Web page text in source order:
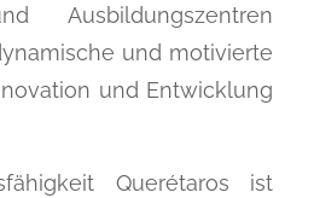
Ausbildungszentren
und motivierte
und Entwicklung
Querétaros ist